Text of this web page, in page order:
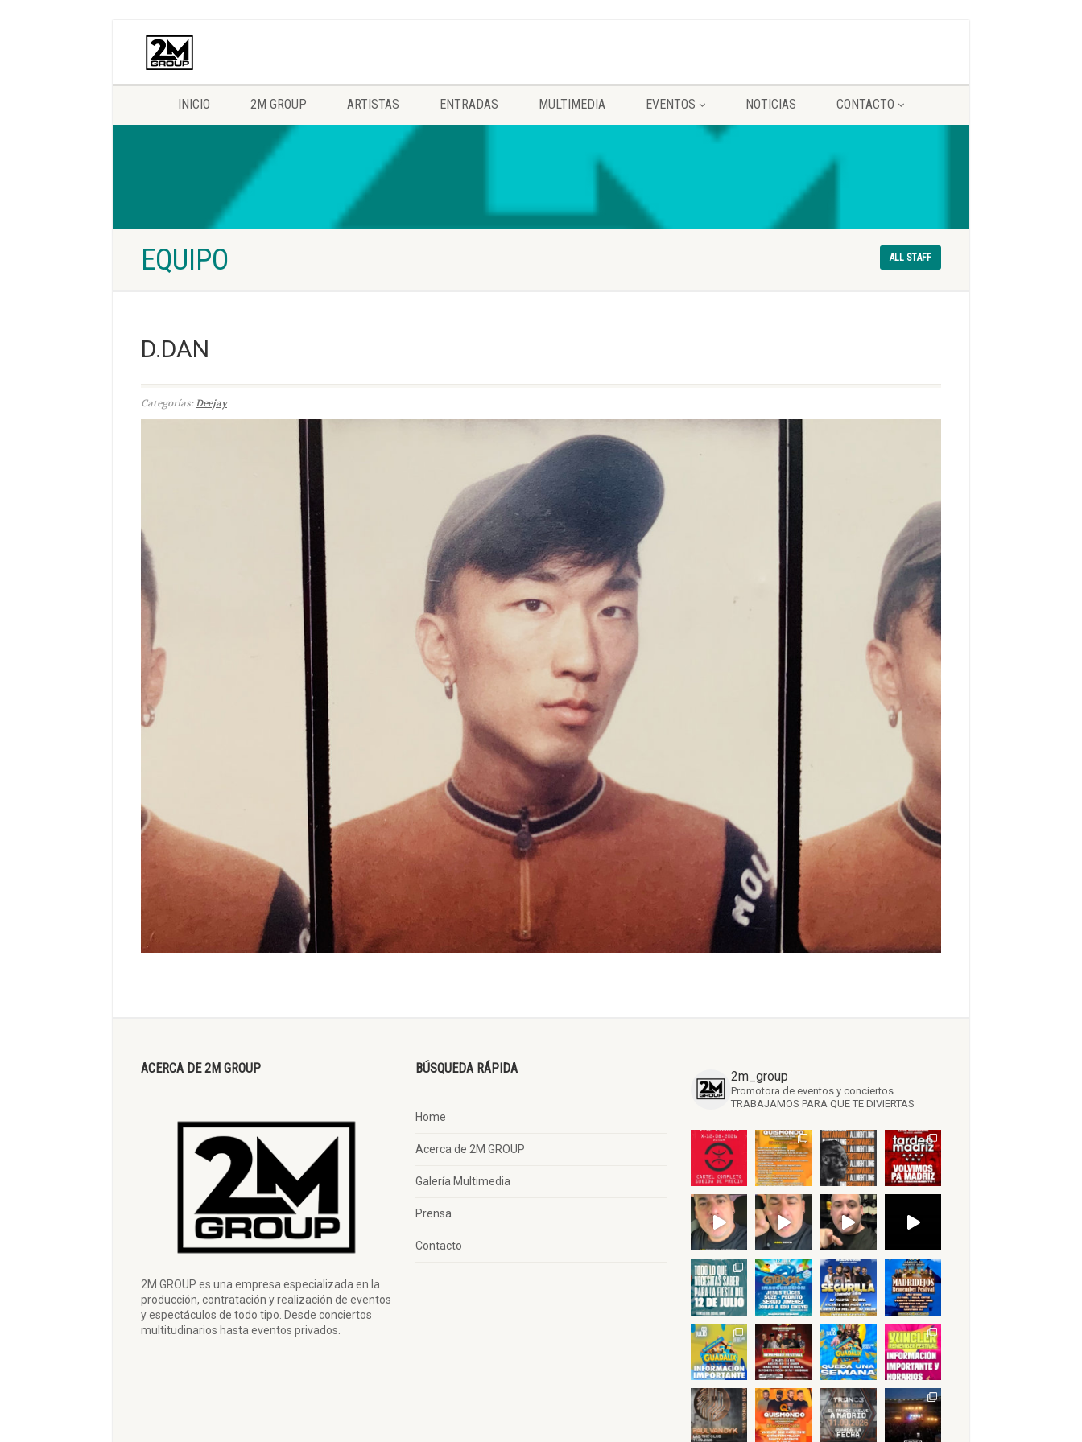
INICIO 2M GROUP ARTISTAS ENTRADAS MULTIMEDIA EVENTOS NOTICIAS CONTACTO
EQUIPO ALL STAFF
D.DAN
Categorías:Deejay
ACERCA DE 2M GROUP
2M GROUP es una empresa especializada en la
producción, contratación y realización de eventos
y espectáculos de todo tipo. Desde conciertos
multitudinarios hasta eventos privados.
BÚSQUEDA RÁPIDA
Home
Acerca de 2M GROUP
Galería Multimedia
Prensa
Contacto
2m_group
Promotora de eventos y conciertos
TRABAJAMOS PARA QUE TE DIVIERTAS